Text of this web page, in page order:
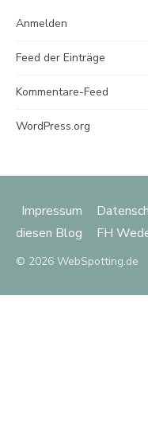
Anmelden
Feed der Einträge
Kommentare-Feed
WordPress.org
Impressum
diesen Blog
FH
© 2026 WebSpotting.de